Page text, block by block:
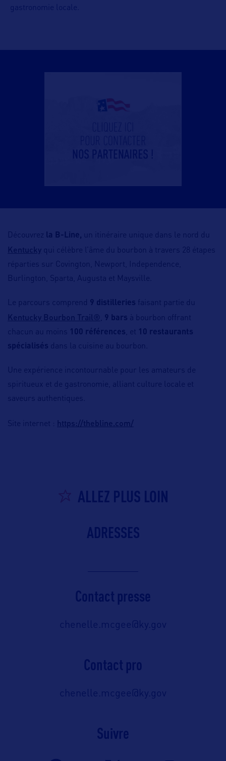
gastronomie locale.
Découvrez la B-Line, un itinéraire unique dans le nord du
Kentucky qui célèbre l’âme du bourbon à travers 28 étapes
réparties sur Covington, Newport, Independence,
Burlington, Sparta, Augusta et Maysville.
Le parcours comprend 9 distilleries faisant partie du
Kentucky Bourbon Trail® 9 bars à bourbon offrant
chacun au moins 100 références , et 10 restaurants
spécialisés dans la cuisine au bourbon.
Une expérience incontournable pour les amateurs de
spiritueux et de gastronomie, alliant culture locale et
saveurs authentiques.
Site internet : https://thebline.com/
ALLEZ PLUS LOIN
ADRESSES
Contact presse
chenelle.mcgee@ky.gov
Contact pro
chenelle.mcgee@ky.gov
Suivre